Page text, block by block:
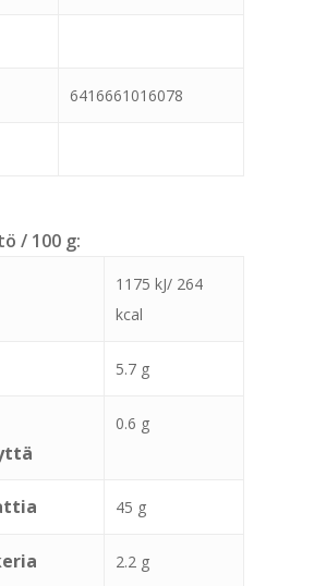
6416661016078
/ 100 g:
1175 kJ/ 264
kcal
5.7 g
0.6 g
45 g
2.2 g